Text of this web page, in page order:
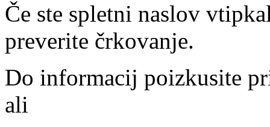
Če ste spletni naslov
preverite črkovanje.
Do informacij poizkusite
ali